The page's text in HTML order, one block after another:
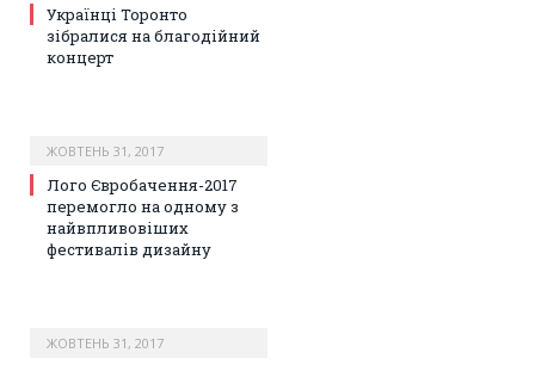
Українці Торонто
зібралися на благодійний
концерт
ЖОВТЕНЬ 31, 2017
Лого Євробачення-2017
перемогло на одному з
найвпливовіших
фестивалів дизайну
ЖОВТЕНЬ 31, 2017